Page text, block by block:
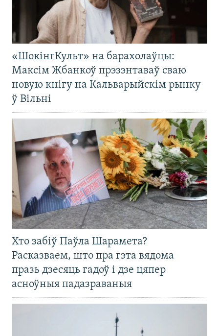
«ШокінгКульт» на барахолаўцы:
Максім Жбанкоў прэзэнтаваў сваю
новую кнігу на Кальварыйскім рынку
ў Вільні
Хто забіў Паўла Шарамета?
Расказваем, што пра гэта вядома
празь дзесяць гадоў і дзе цяпер
асноўныя падазраваныя